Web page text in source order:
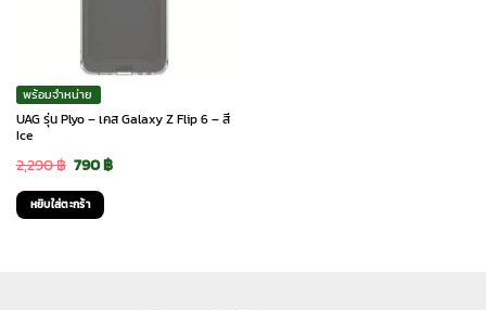
พร้อมจำหน่าย
UAG รุ่น Plyo – เคส Galaxy Z Flip 6 – สี
Ice
2,290฿ Original
price
was:
790฿Current
หยิบใส่ตะกร้า